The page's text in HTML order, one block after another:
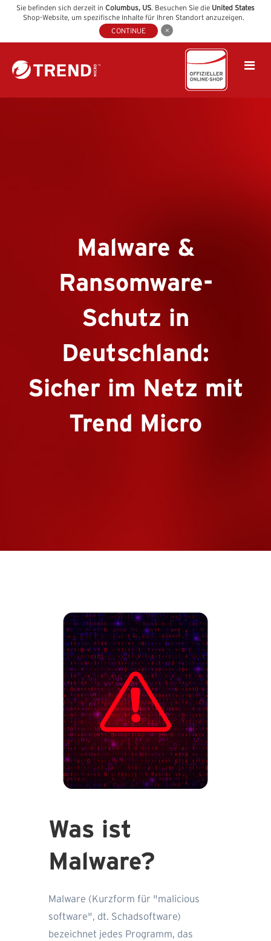
Sie befinden sich derzeit in Columbus, US. Besuchen Sie die United States
Shop-Website, um spezifische Inhalte für Ihren Standort anzuzeigen.
CONTINUE
Malware &
Ransomware-
Schutz in
Deutschland:
Sicher im Netz mit
Trend Micro
Was ist
Malware?
Malware (Kurzform für "malicious
software", dt. Schadsoftware)
bezeichnet jedes Programm, das